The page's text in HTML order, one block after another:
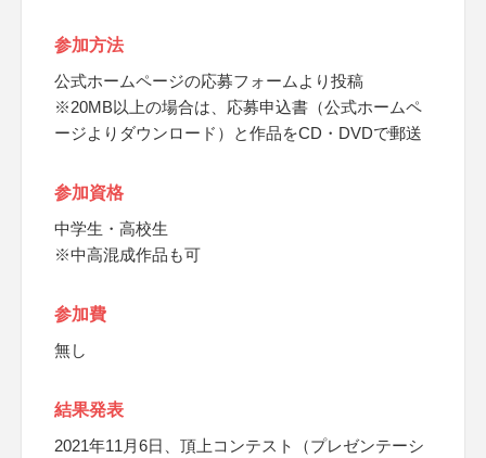
参加方法
公式ホームページの応募フォームより投稿
※20MB以上の場合は、応募申込書（公式ホームペ
ージよりダウンロード）と作品をCD・DVDで郵送
参加資格
中学生・高校生
※中高混成作品も可
参加費
無し
結果発表
2021年11月6日、頂上コンテスト（プレゼンテーシ